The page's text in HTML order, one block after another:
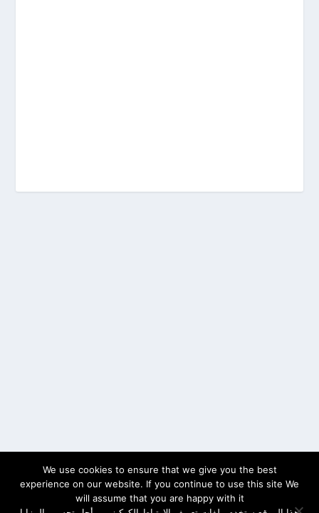
We use cookies to ensure that we give you the best
experience on our website. If you continue to use this site We
will assume that you are happy with it